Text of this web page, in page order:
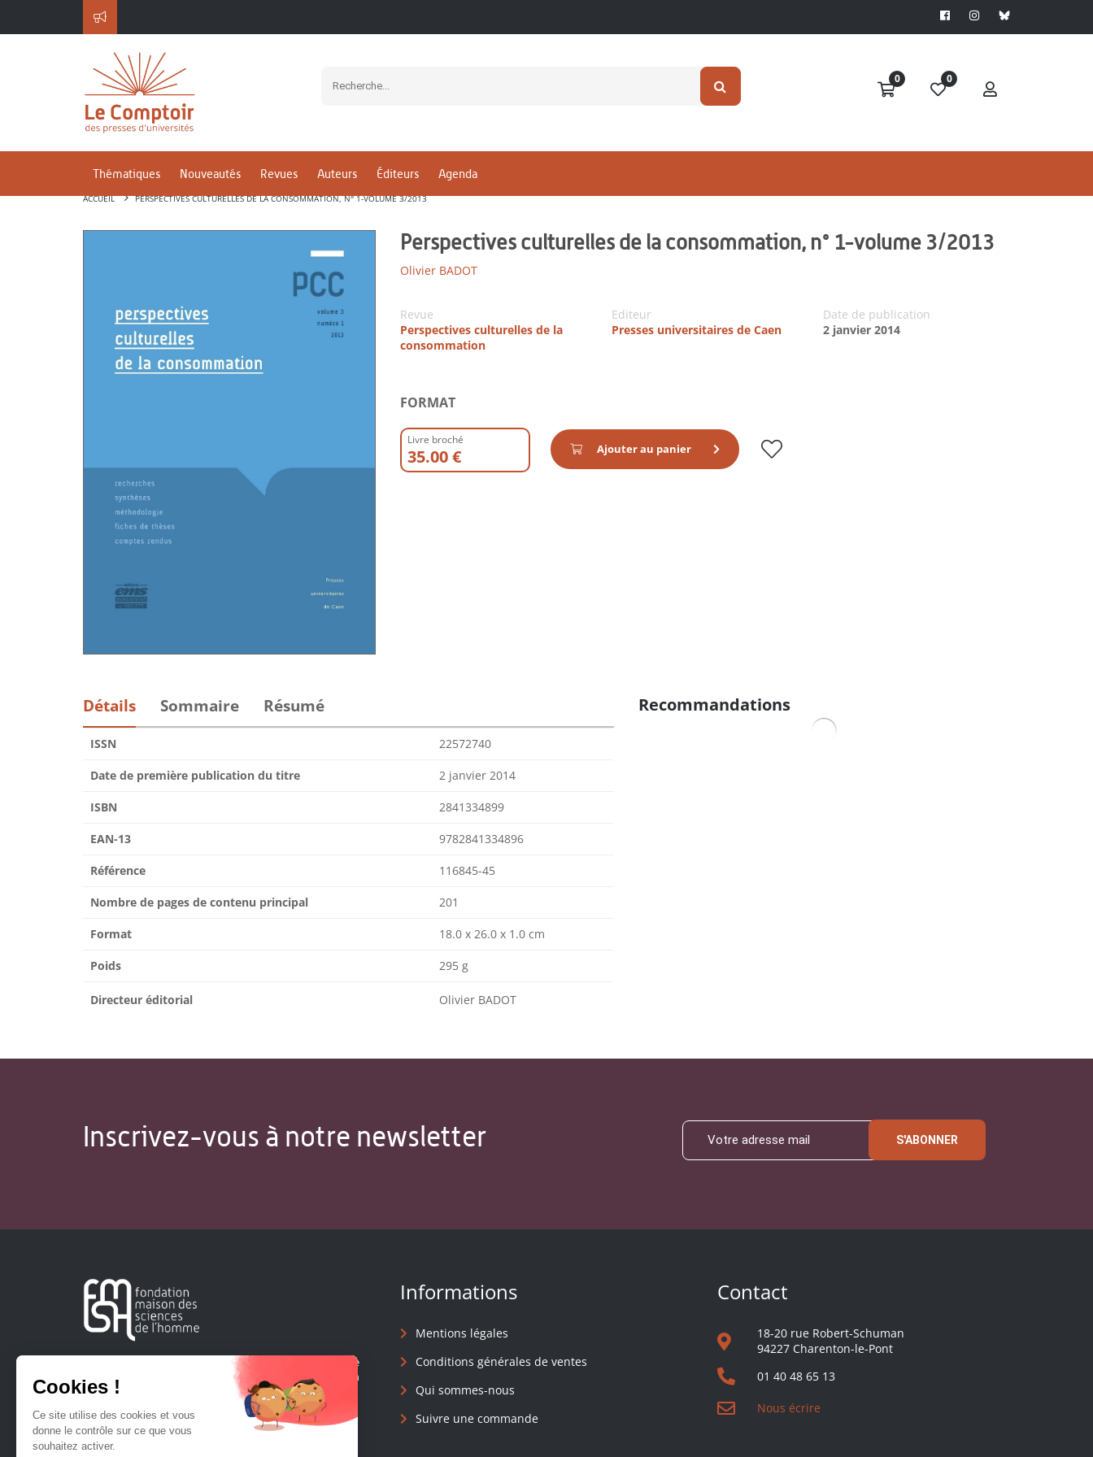
0 0
Thématiques Nouveautés Revues Auteurs Éditeurs Agenda
ACCUEIL PERSPECTIVES CULTURELLES DE LA CONSOMMATION, N° 1-VOLUME 3/2013
Perspectives culturelles de la consommation, n° 1-volume 3/2013
Olivier BADOT
Revue
Perspectives culturelles de la
consommation
Editeur
Presses universitaires de Caen
Date de publication
2 janvier 2014
FORMAT
Livre broché
35.00 € Ajouter au panier
Détails Sommaire Résumé
ISSN 22572740
Date de première publication du titre 2 janvier 2014
ISBN 2841334899
EAN-13 9782841334896
Référence 116845-45
Nombre de pages de contenu principal 201
Format 18.0 x 26.0 x 1.0 cm
Poids 295 g
Directeur éditorial Olivier BADOT
Recommandations
Inscrivez-vous à notre newsletter S'ABONNER
Créée en 1963, la Fondation Maison Sciences de l'Homme
soutient la recherche et la diffusion des connaissances en
sciences humaines et sociales.
Informations
Mentions légales
Conditions générales de ventes
Qui sommes-nous
Suivre une commande
Contact
18-20 rue Robert-Schuman
94227 Charenton-le-Pont
01 40 48 65 13
Nous écrire